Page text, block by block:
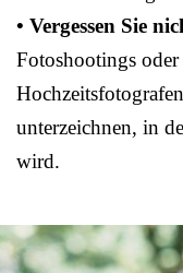
• Vergessen Sie
Fotoshootings oder
unterzeichnen, in
wird.